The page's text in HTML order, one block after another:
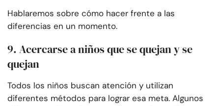
Hablaremos sobre cómo hacer frente a las
diferencias en un momento.
9. Acercarse a niños que se quejan y se
quejan
Todos los niños buscan atención y utilizan
diferentes métodos para lograr esa meta. Algunos